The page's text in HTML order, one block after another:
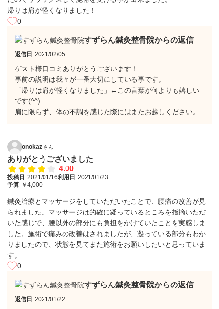
帰りは肩が軽くなりました！
0
すずらん鍼灸整骨院からの返信
返信日 2021/02/05
ゲスト様口コミありがとうございます！
事前の説明は我々が一番大切にしている事です。
「帰りは肩が軽くなりました」←この言葉が何よりも嬉しい
です(^^)
肩に限らず、体の不調を感じた際にはまたお越しください。
onokaz さん
ありがとうございました
4.00
投稿日 2021/01/16利用日 2021/01/23
予算 ￥4,000
鍼灸治療とマッサージをしていただいたことで、腰痛の改善が見
られました。マッサージは的確に凝っているところを指摘いただ
いた感じで、腰以外の部分にも負担をかけていたことを実感しま
した。施術で痛みの改善はされましたが、凝っている部分もわか
りましたので、状態を見てまた施術をお願いしたいと思っていま
す。
0
すずらん鍼灸整骨院からの返信
返信日 2021/01/22